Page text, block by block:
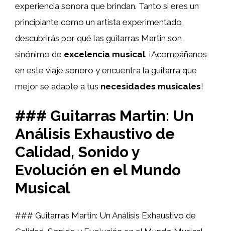
experiencia sonora que brindan. Tanto si eres un
principiante como un artista experimentado,
descubrirás por qué las guitarras Martin son
sinónimo de excelencia musical. ¡Acompáñanos
en este viaje sonoro y encuentra la guitarra que
mejor se adapte a tus necesidades musicales!
### Guitarras Martin: Un
Análisis Exhaustivo de
Calidad, Sonido y
Evolución en el Mundo
Musical
### Guitarras Martin: Un Análisis Exhaustivo de